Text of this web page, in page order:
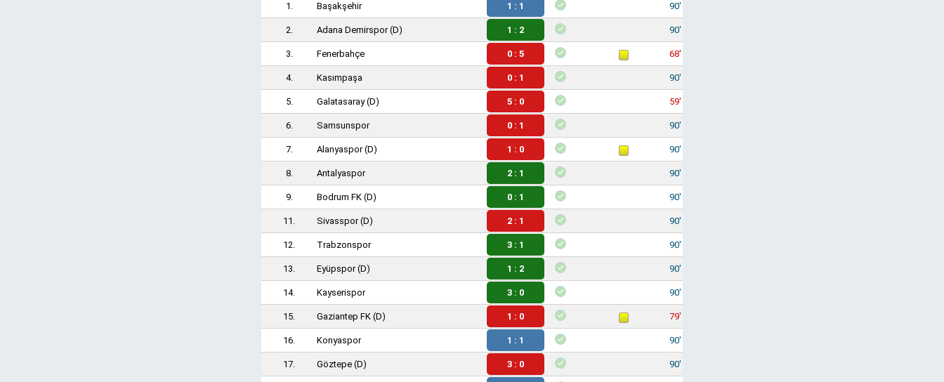
1. Başakşehir 1 : 1 90'
2. Adana Demirspor(D) 1 : 2 90'
3. Fenerbahçe 0 : 5 68'
4. Kasımpaşa 0 : 1 90'
5. Galatasaray(D) 5 : 0 59'
6. Samsunspor 0 : 1 90'
7. Alanyaspor(D) 1 : 0 90'
8. Antalyaspor 2 : 1 90'
9. Bodrum FK (D) 0 : 1 90'
11. Sivasspor(D) 2 : 1 90'
12. Trabzonspor 3 : 1 90'
13. Eyüpspor(D) 1 : 2 90'
14. Kayserispor 3 : 0 90'
15. Gaziantep FK (D) 1 : 0 79'
16. Konyaspor 1 : 1 90'
17. Göztepe (D) 3 : 0 90'